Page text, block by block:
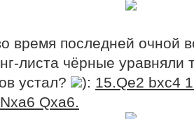
время последней очной
листа чёрные уравняли
устал?
): 15.Qe2 bxc4
Qxa6.